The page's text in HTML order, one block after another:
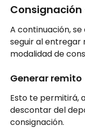
Consignación
A continuación,
seguir al entregar
modalidad de
Generar remito
Esto te permitirá,
descontar del
consignación.